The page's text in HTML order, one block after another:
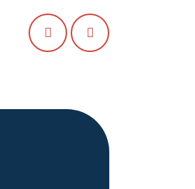
PRÉCÉDENTSUIVANT